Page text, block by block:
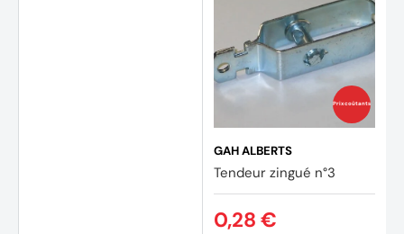
Prix coûtants
GAH ALBERTS
Tendeur zingué n°3
0,28 €